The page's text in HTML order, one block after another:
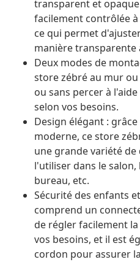
transparent et
facilement contrôlée
ce qui permet
manière
Deux modes de
store zébré au mur
ou sans percer à
selon vos besoins.
Design élégant :
moderne, ce store
une grande variété de
l'utiliser dans le salon,
bureau, etc.
Sécurité des enfants
comprend un
de régler facilement
vos besoins, et il est
cordon pour assurer